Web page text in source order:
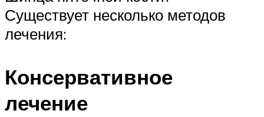
Существует несколько методов
лечения:
Консервативное
лечение